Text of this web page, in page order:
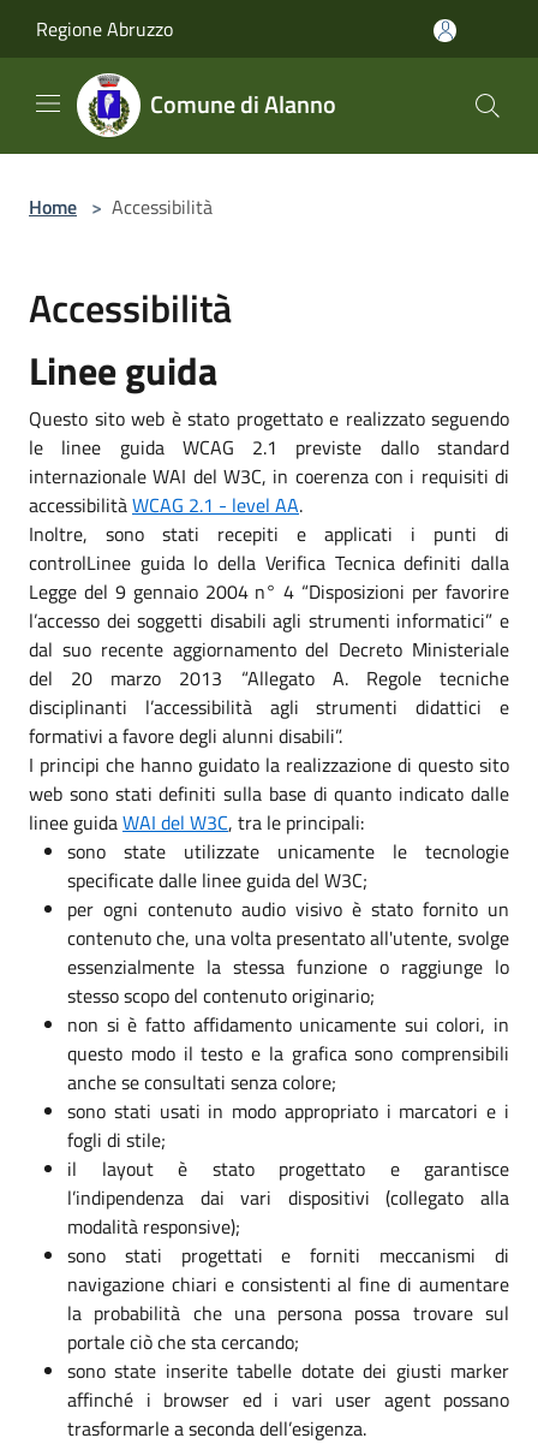
Regione Abruzzo
Comune di Alanno
Home > Accessibilità
Accessibilità
Linee guida
Questo sito web è stato progettato e realizzato seguendo
le linee guida WCAG 2.1 previste dallo standard
internazionale WAI del W3C, in coerenza con i requisiti di
accessibilitàWCAG 2.1 - level AA.
Inoltre, sono stati recepiti e applicati i punti di
controlLinee guida lo della Verifica Tecnica definiti dalla
Legge del 9 gennaio 2004 n° 4 “Disposizioni per favorire
l’accesso dei soggetti disabili agli strumenti informatici” e
dal suo recente aggiornamento del Decreto Ministeriale
del 20 marzo 2013 “Allegato A. Regole tecniche
disciplinanti l’accessibilità agli strumenti didattici e
formativi a favore degli alunni disabili”.
I principi che hanno guidato la realizzazione di questo sito
web sono stati definiti sulla base di quanto indicato dalle
linee guidaWAI del W3C, tra le principali:
sono state utilizzate unicamente le tecnologie
specificate dalle linee guida del W3C;
per ogni contenuto audio visivo è stato fornito un
contenuto che, una volta presentato all'utente, svolge
essenzialmente la stessa funzione o raggiunge lo
stesso scopo del contenuto originario;
non si è fatto affidamento unicamente sui colori, in
questo modo il testo e la grafica sono comprensibili
anche se consultati senza colore;
sono stati usati in modo appropriato i marcatori e i
fogli di stile;
il layout è stato progettato e garantisce
l’indipendenza dai vari dispositivi (collegato alla
modalità responsive);
sono stati progettati e forniti meccanismi di
navigazione chiari e consistenti al fine di aumentare
la probabilità che una persona possa trovare sul
portale ciò che sta cercando;
sono state inserite tabelle dotate dei giusti marker
affinché i browser ed i vari user agent possano
trasformarle a seconda dell’esigenza.